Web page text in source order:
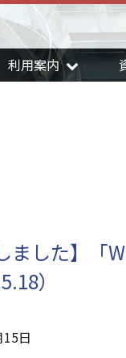
利用案内
ました】
）
日